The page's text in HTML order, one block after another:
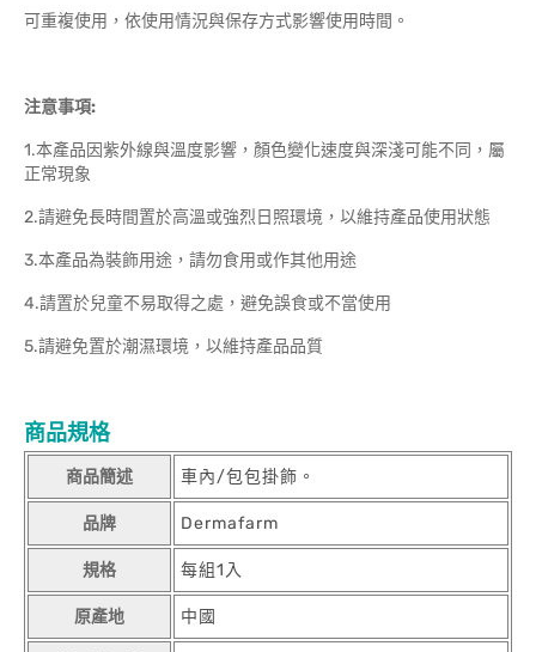
可重複使用，依使用情況與保存方式影響使用時間。
注意事項:
1.本產品因紫外線與溫度影響，顏色變化速度與深淺可能不同，屬
正常現象
2.請避免長時間置於高溫或強烈日照環境，以維持產品使用狀態
3.本產品為裝飾用途，請勿食用或作其他用途
4.請置於兒童不易取得之處，避免誤食或不當使用
5.請避免置於潮濕環境，以維持產品品質
商品規格
商品簡述 車內/包包掛飾。
品牌 Dermafarm
規格 每組1入
原產地 中國